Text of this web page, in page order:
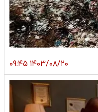
۱۴۰۳/۰۸/۲۰ ۰۹:۴۵